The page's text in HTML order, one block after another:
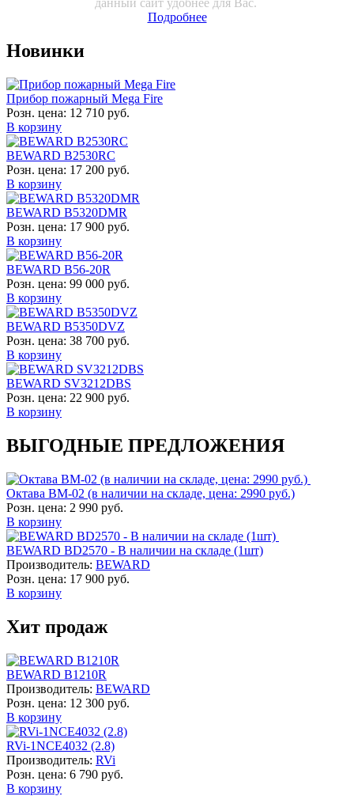
данный сайт удобнее для Вас.
Подробнее
Новинки
Прибор пожарный Mega Fire
Розн. цена: 12 710 руб.
В корзину
BEWARD B2530RC
Розн. цена: 17 200 руб.
В корзину
BEWARD B5320DMR
Розн. цена: 17 900 руб.
В корзину
BEWARD B56-20R
Розн. цена: 99 000 руб.
В корзину
BEWARD B5350DVZ
Розн. цена: 38 700 руб.
В корзину
BEWARD SV3212DBS
Розн. цена: 22 900 руб.
В корзину
ВЫГОДНЫЕ ПРЕДЛОЖЕНИЯ
Октава ВМ-02 (в наличии на складе, цена: 2990 руб.)
Розн. цена: 2 990 руб.
В корзину
BEWARD BD2570 - В наличии на складе (1шт)
Производитель: BEWARD
Розн. цена: 17 900 руб.
В корзину
Хит продаж
BEWARD B1210R
Производитель: BEWARD
Розн. цена: 12 300 руб.
В корзину
RVi-1NCE4032 (2.8)
Производитель: RVi
Розн. цена: 6 790 руб.
В корзину